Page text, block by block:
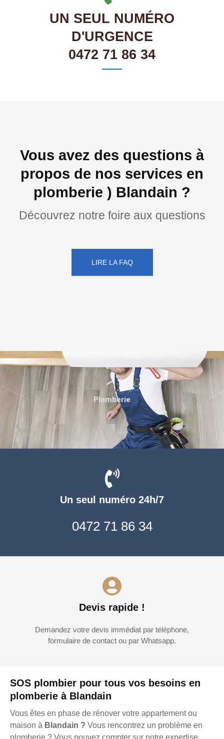
UN SEUL NUMÉRO
D'URGENCE
0472 71 86 34
Vous avez des questions à
propos de nos services en
plomberie ) Blandain ?
Découvrez notre foire aux questions
LIRE LA FAQ
SOS plombier pour tous vos besoins en
plomberie à Blandain
Vous êtes en phase de rénover votre appartement ou
maison à Blandain ? Vous rencontrez un problème en
Un seul numéro 24h/7
0472 71 86 34
Devis rapide !
Demandez votre devis immédiat par téléphone,
formulaire de contact ou par Whatsapp.
Plomberie